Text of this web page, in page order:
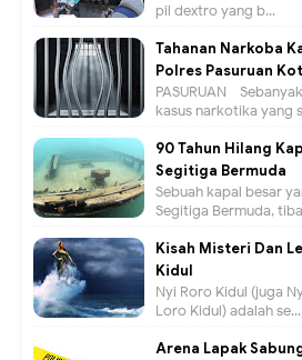
pil dextro yang b...
Tahanan Narkoba
Polres Pasuruan
PASURUAN -
kasus narkotika yang
90 Tahun Hilang
Segitiga Bermuda
Sebuah kapal besar
Segitiga Bermuda,
Kisah Misteri Dan
Kidul
Nyi Roro Kidul (juga
Loro Kidul) adalah se...
Arena Lapak